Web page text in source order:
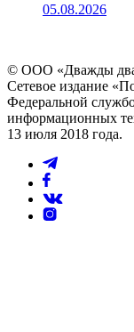
05.08.2026
© ООО «Дважды
Сетевое издание
Федеральной
информационных
13 июля 2018 года.